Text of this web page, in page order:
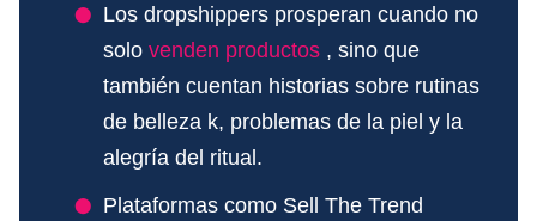
Los dropshippers prosperan cuando no
solo venden productos , sino que
también cuentan historias sobre rutinas
de belleza k, problemas de la piel y la
alegría del ritual.
Plataformas como Sell The Trend